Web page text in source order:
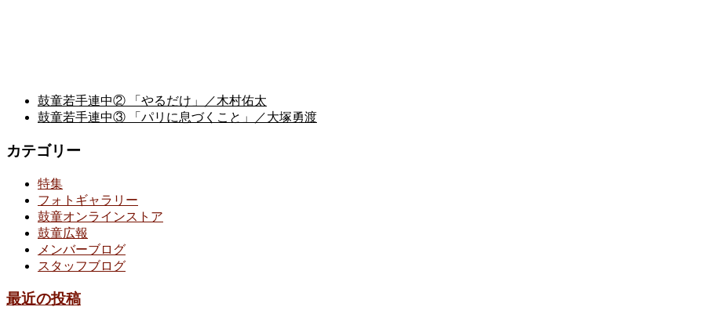
鼓童若手連中② 「やるだけ」／木村佑太
鼓童若手連中③ 「パリに息づくこと」／大塚勇渡
カテゴリー
特集
フォトギャラリー
鼓童オンラインストア
鼓童広報
メンバーブログ
スタッフブログ
最近の投稿